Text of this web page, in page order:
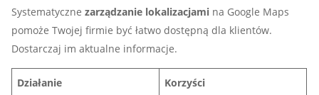
Systematycznezarządzanie lokalizacjami na Google Maps
pomoże Twojej firmie być łatwo dostępną dla klientów.
Dostarczaj im aktualne informacje.
Działanie Korzyści